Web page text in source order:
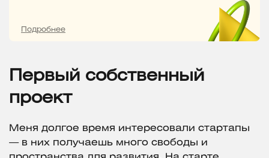
Подробнее
Первый собственный
проект
Меня долгое время интересовали стартапы
— в них получаешь много свободы и